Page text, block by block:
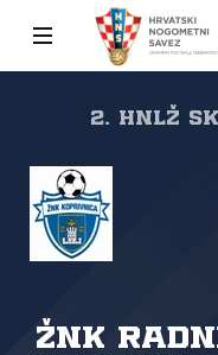
2. HNLŽ
ŽNK